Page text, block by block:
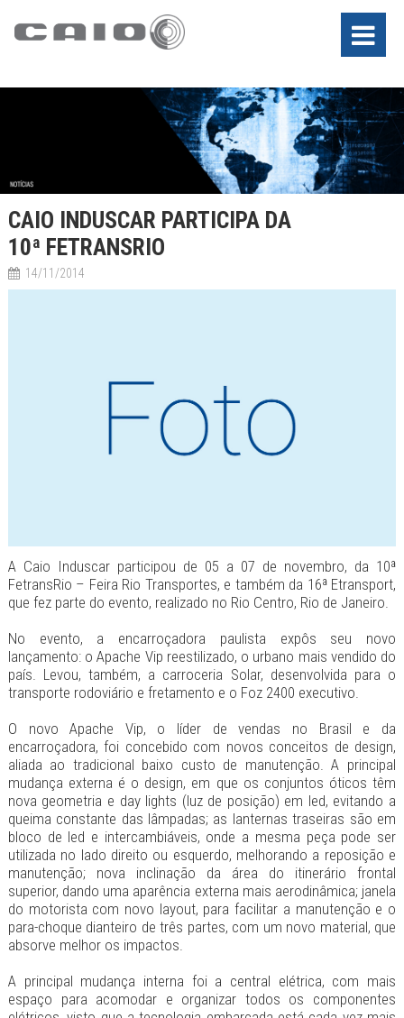
CAIO INDUSCAR PARTICIPA DA
10ª FETRANSRIO
14/11/2014
A Caio Induscar participou de 05 a 07 de novembro, da 10ª
FetransRio – Feira Rio Transportes, e também da 16ª Etransport,
que fez parte do evento, realizado no Rio Centro, Rio de Janeiro.
No evento, a encarroçadora paulista expôs seu novo
lançamento: o Apache Vip reestilizado, o urbano mais vendido do
país. Levou, também, a carroceria Solar, desenvolvida para o
transporte rodoviário e fretamento e o Foz 2400 executivo.
O novo Apache Vip, o líder de vendas no Brasil e da
encarroçadora, foi concebido com novos conceitos de design,
aliada ao tradicional baixo custo de manutenção. A principal
mudança externa é o design, em que os conjuntos óticos têm
nova geometria e day lights (luz de posição) em led, evitando a
queima constante das lâmpadas; as lanternas traseiras são em
bloco de led e intercambiáveis, onde a mesma peça pode ser
utilizada no lado direito ou esquerdo, melhorando a reposição e
manutenção; nova inclinação da área do itinerário frontal
superior, dando uma aparência externa mais aerodinâmica; janela
do motorista com novo layout, para facilitar a manutenção e o
para-choque dianteiro de três partes, com um novo material, que
absorve melhor os impactos.
A principal mudança interna foi a central elétrica, com mais
espaço para acomodar e organizar todos os componentes